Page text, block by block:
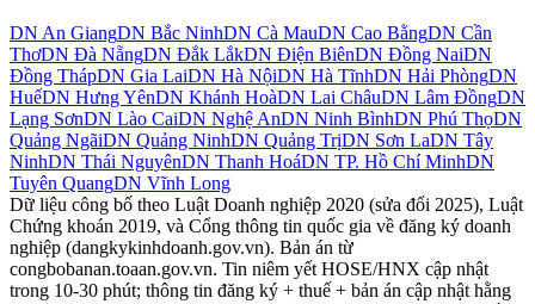
DN An GiangDN Bắc NinhDN Cà MauDN Cao BằngDN Cần
ThơDN Đà NẵngDN Đắk LắkDN Điện BiênDN Đồng NaiDN
Đồng ThápDN Gia LaiDN Hà NộiDN Hà TĩnhDN Hải PhòngDN
HuếDN Hưng YênDN Khánh HoàDN Lai ChâuDN Lâm ĐồngDN
Lạng SơnDN Lào CaiDN Nghệ AnDN Ninh BìnhDN Phú ThọDN
Quảng NgãiDN Quảng NinhDN Quảng TrịDN Sơn LaDN Tây
NinhDN Thái NguyênDN Thanh HoáDN TP. Hồ Chí MinhDN
Tuyên QuangDN Vĩnh Long
Dữ liệu công bố theo Luật Doanh nghiệp 2020 (sửa đổi 2025), Luật
Chứng khoán 2019, và Cổng thông tin quốc gia về đăng ký doanh
nghiệp (dangkykinhdoanh.gov.vn). Bản án từ
congbobanan.toaan.gov.vn. Tin niêm yết HOSE/HNX cập nhật
trong 10-30 phút; thông tin đăng ký + thuế + bản án cập nhật hằng